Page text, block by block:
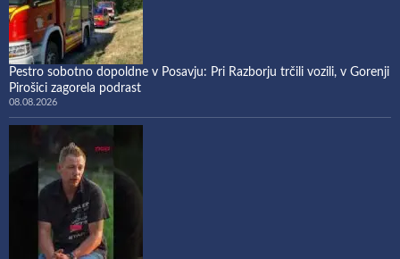
Pestro sobotno dopoldne v Posavju: Pri Razborju trčili vozili, v Gorenji
Pirošici zagorela podrast
08.08.2026